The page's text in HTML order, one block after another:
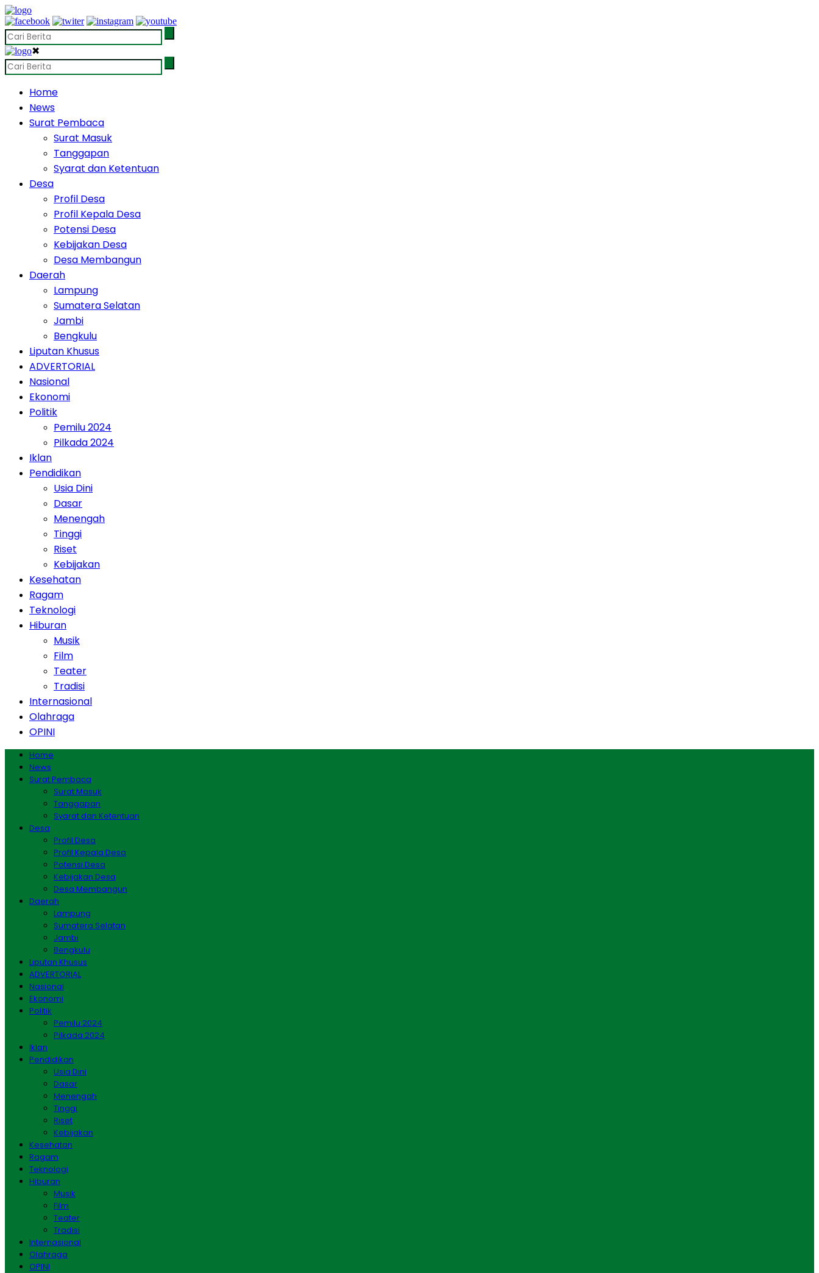
✖
Home
News
Surat Pembaca
Surat Masuk
Tanggapan
Syarat dan Ketentuan
Desa
Profil Desa
Profil Kepala Desa
Potensi Desa
Kebijakan Desa
Desa Membangun
Daerah
Lampung
Sumatera Selatan
Jambi
Bengkulu
Liputan Khusus
ADVERTORIAL
Nasional
Ekonomi
Politik
Pemilu 2024
Pilkada 2024
Iklan
Pendidikan
Usia Dini
Dasar
Menengah
Tinggi
Riset
Kebijakan
Kesehatan
Ragam
Teknologi
Hiburan
Musik
Film
Teater
Tradisi
Internasional
Olahraga
OPINI
Home
News
Surat Pembaca
Surat Masuk
Tanggapan
Syarat dan Ketentuan
Desa
Profil Desa
Profil Kepala Desa
Potensi Desa
Kebijakan Desa
Desa Membangun
Daerah
Lampung
Sumatera Selatan
Jambi
Bengkulu
Liputan Khusus
ADVERTORIAL
Nasional
Ekonomi
Politik
Pemilu 2024
Pilkada 2024
Iklan
Pendidikan
Usia Dini
Dasar
Menengah
Tinggi
Riset
Kebijakan
Kesehatan
Ragam
Teknologi
Hiburan
Musik
Film
Teater
Tradisi
Internasional
Olahraga
OPINI